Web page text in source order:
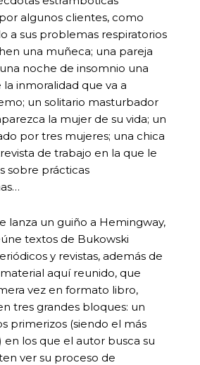
algunos clientes, como
a sus problemas respiratorios
una muñeca; una pareja
noche de insomnio una
inmoralidad que va a
un solitario masturbador
la mujer de su vida; un
por tres mujeres; una chica
de trabajo en la que le
sobre prácticas
lanza un guiño a Hemingway,
textos de Bukowski
y revistas, además de
aquí reunido, que
vez en formato libro,
tres grandes bloques: un
primerizos (siendo el más
en los que el autor busca su
ver su proceso de